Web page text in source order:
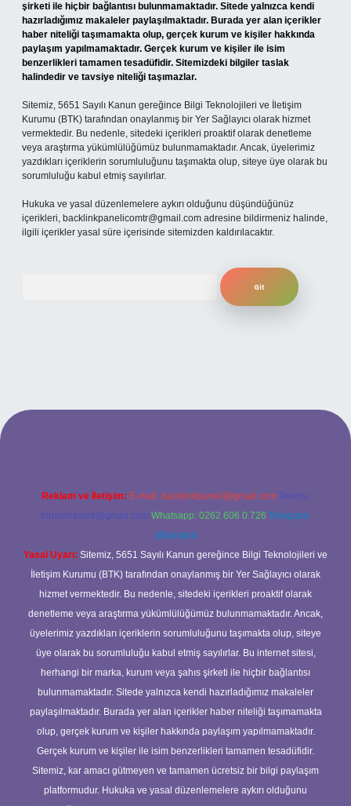
şirketi ile hiçbir bağlantısı bulunmamaktadır. Sitede yalnızca kendi
hazırladığımız makaleler paylaşılmaktadır. Burada yer alan içerikler
haber niteliği taşımamakta olup, gerçek kurum ve kişiler hakkında
paylaşım yapılmamaktadır. Gerçek kurum ve kişiler ile isim
benzerlikleri tamamen tesadüfidir. Sitemizdeki bilgiler taslak
halindedir ve tavsiye niteliği taşımazlar.
Sitemiz, 5651 Sayılı Kanun gereğince Bilgi Teknolojileri ve İletişim
Kurumu (BTK) tarafından onaylanmış bir Yer Sağlayıcı olarak hizmet
vermektedir. Bu nedenle, sitedeki içerikleri proaktif olarak denetleme
veya araştırma yükümlülüğümüz bulunmamaktadır. Ancak, üyelerimiz
yazdıkları içeriklerin sorumluluğunu taşımakta olup, siteye üye olarak bu
sorumluluğu kabul etmiş sayılırlar.
Hukuka ve yasal düzenlemelere aykırı olduğunu düşündüğünüz
içerikleri, backlinkpanelicomtr@gmail.com adresine bildirmeniz halinde,
ilgili içerikler yasal süre içerisinde sitemizden kaldırılacaktır.
giriş
Reklam ve İletişim: E-mail: backlinkpaneli@gmail.com Teams:
forumhizmeti@gmail.com Whatsapp: 0262 606 0 726 Telegram:
@karabul
Yasal Uyarı: Sitemiz, 5651 Sayılı Kanun gereğince Bilgi Teknolojileri ve
İletişim Kurumu (BTK) tarafından onaylanmış bir Yer Sağlayıcı olarak
hizmet vermektedir. Bu nedenle, sitedeki içerikleri proaktif olarak
denetleme veya araştırma yükümlülüğümüz bulunmamaktadır. Ancak,
üyelerimiz yazdıkları içeriklerin sorumluluğunu taşımakta olup, siteye
üye olarak bu sorumluluğu kabul etmiş sayılırlar. Bu internet sitesi,
herhangi bir marka, kurum veya şahıs şirketi ile hiçbir bağlantısı
bulunmamaktadır. Sitede yalnızca kendi hazırladığımız makaleler
paylaşılmaktadır. Burada yer alan içerikler haber niteliği taşımamakta
olup, gerçek kurum ve kişiler hakkında paylaşım yapılmamaktadır.
Gerçek kurum ve kişiler ile isim benzerlikleri tamamen tesadüfidir.
Sitemiz, kar amacı gütmeyen ve tamamen ücretsiz bir bilgi paylaşım
platformudur. Hukuka ve yasal düzenlemelere aykırı olduğunu